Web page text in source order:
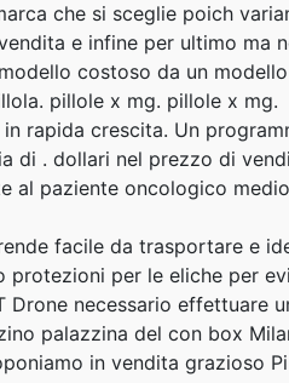
che si sceglie poich
e infine per ultimo ma
costoso da un
pillole x mg. pillole x mg.
rapida crescita. Un
di . dollari nel prezzo di
al paziente oncologico
facile da trasportare e
per le eliche per
necessario effettuare
palazzina del con box
in vendita grazioso